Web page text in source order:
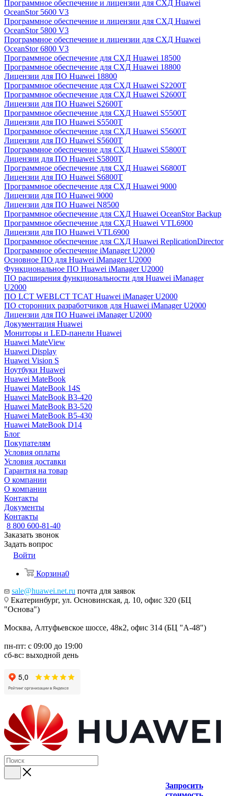
Программное обеспечение и лицензии для СХД Huawei
OceanStor 5600 V3
Программное обеспечение и лицензии для СХД Huawei
OceanStor 5800 V3
Программное обеспечение и лицензии для СХД Huawei
OceanStor 6800 V3
Программное обеспечение для СХД Huawei 18500
Программное обеспечение для СХД Huawei 18800
Лицензии для ПО Huawei 18800
Программное обеспечение для СХД Huawei S2200T
Программное обеспечение для СХД Huawei S2600T
Лицензии для ПО Huawei S2600T
Программное обеспечение для СХД Huawei S5500T
Лицензии для ПО Huawei S5500T
Программное обеспечение для СХД Huawei S5600T
Лицензии для ПО Huawei S5600T
Программное обеспечение для СХД Huawei S5800T
Лицензии для ПО Huawei S5800T
Программное обеспечение для СХД Huawei S6800T
Лицензии для ПО Huawei S6800T
Программное обеспечение для СХД Huawei 9000
Лицензии для ПО Huawei 9000
Лицензии для ПО Huawei N8500
Программное обеспечение для СХД Huawei OceanStor Backup
Программное обеспечение для СХД Huawei VTL6900
Лицензии для ПО Huawei VTL6900
Программное обеспечение для СХД Huawei ReplicationDirector
Программное обеспечение iManager U2000
Основное ПО для Huawei iManager U2000
Функциональное ПО Huawei iManager U2000
ПО расширения функциональности для Huawei iManager
U2000
ПО LCT WEBLCT TCAT Huawei iManager U2000
ПО сторонних разработчиков для Huawei iManager U2000
Лицензии для ПО Huawei iManager U2000
Документация Huawei
Мониторы и LED-панели Huawei
Huawei MateView
Huawei Display
Huawei Vision S
Ноутбуки Huawei
Huawei MateBook
Huawei MateBook 14S
Huawei MateBook B3-420
Huawei MateBook B3-520
Huawei MateBook B5-430
Huawei MateBook D14
Блог
Покупателям
Условия оплаты
Условия доставки
Гарантия на товар
О компании
О компании
Контакты
Документы
Контакты
8 800 600-81-40
Заказать звонок
Задать вопрос
Войти
Корзина0
sale@huawei.net.ru почта для заявок
Екатеринбург, ул. Основинская, д. 10, офис 320 (БЦ
"Основа")
Москва, Алтуфьевское шоссе, 48к2, офис 314 (БЦ "А-48")
пн-пт: с 09:00 до 19:00
сб-вс: выходной день
Запросить